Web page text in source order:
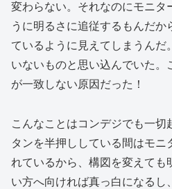
変わらない。それなのにモニタ
うに明るさに追従するもんだか
ているように見えてしまうんだ
いないものと思い込んでいた。
が一致しない原因だった！
こんなことはコンデジでも一切
タンを半押ししている間はモニ
れているから、構図を変えても
い方へ向ければ真っ白になるし